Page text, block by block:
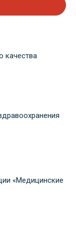
качества
«Медицинские